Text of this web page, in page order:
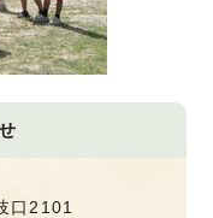
口2101